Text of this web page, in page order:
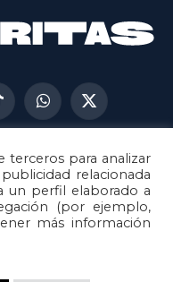
WhatsApp
X
(Twitter)
terceros para analizar
relacionada
un perfil elaborado a
(por ejemplo,
más información